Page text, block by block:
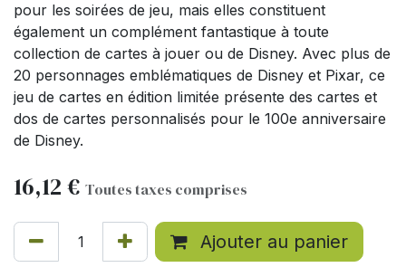
pour les soirées de jeu, mais elles constituent
également un complément fantastique à toute
collection de cartes à jouer ou de Disney. Avec plus de
20 personnages emblématiques de Disney et Pixar, ce
jeu de cartes en édition limitée présente des cartes et
dos de cartes personnalisés pour le 100e anniversaire
de Disney.
16,12 € Toutes taxes comprises
Ajouter au panier